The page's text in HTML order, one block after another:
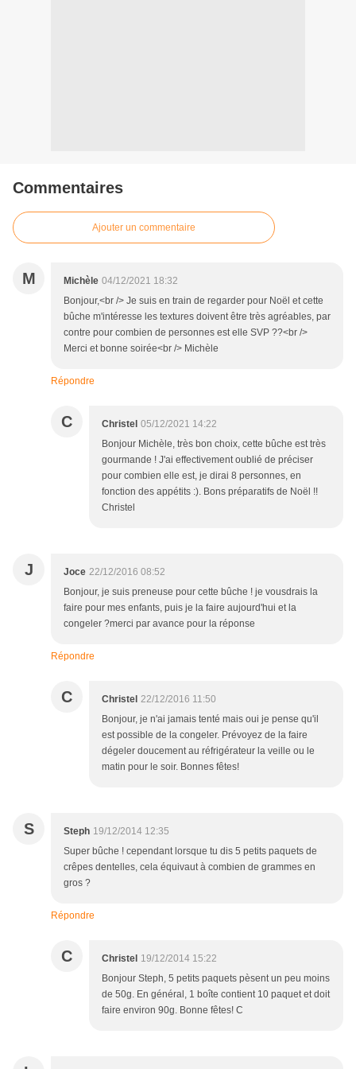
Commentaires
Ajouter un commentaire
M Michèle 04/12/2021 18:32
Bonjour,<br /> Je suis en train de regarder pour Noël et cette
bûche m'intéresse les textures doivent être très agréables, par
contre pour combien de personnes est elle SVP ??<br />
Merci et bonne soirée<br /> Michèle
Répondre
C Christel 05/12/2021 14:22
Bonjour Michèle, très bon choix, cette bûche est très
gourmande ! J'ai effectivement oublié de préciser
pour combien elle est, je dirai 8 personnes, en
fonction des appétits :). Bons préparatifs de Noël !!
Christel
J Joce 22/12/2016 08:52
Bonjour, je suis preneuse pour cette bûche ! je vousdrais la
faire pour mes enfants, puis je la faire aujourd'hui et la
congeler ?merci par avance pour la réponse
Répondre
C Christel 22/12/2016 11:50
Bonjour, je n'ai jamais tenté mais oui je pense qu'il
est possible de la congeler. Prévoyez de la faire
dégeler doucement au réfrigérateur la veille ou le
matin pour le soir. Bonnes fêtes!
S Steph 19/12/2014 12:35
Super bûche ! cependant lorsque tu dis 5 petits paquets de
crêpes dentelles, cela équivaut à combien de grammes en
gros ?
Répondre
C Christel 19/12/2014 15:22
Bonjour Steph, 5 petits paquets pèsent un peu moins
de 50g. En général, 1 boîte contient 10 paquet et doit
faire environ 90g. Bonne fêtes! C